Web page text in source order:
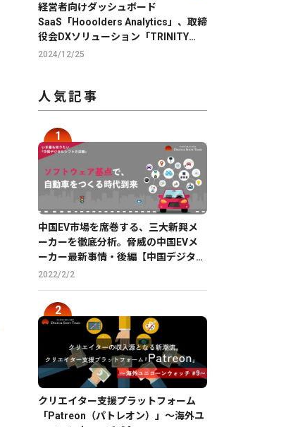
経営者向けダッシュボード
SaaS「Hooolders Analytics」、取締
役会DXソリューション「TRINITY
BOARD」に株価分析機能を提供
2024/12/25
人気記事
中国EV市場を席巻する、三大新興メ
ーカーを徹底分析。脅威の中国EVメ
ーカー最新事情・後編【中国デジタル
企業最前線】
2022/2/2
クリエイター支援プラットフォーム
「Patreon（パトレオン）」〜海外ユ